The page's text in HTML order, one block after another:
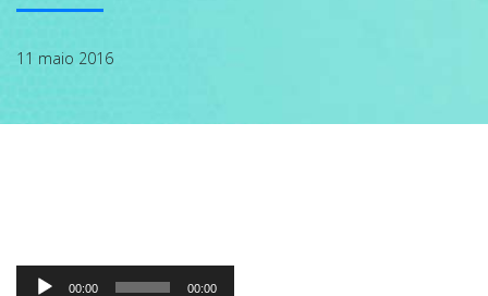
11 maio 2016
Tocador
00:00 00:00